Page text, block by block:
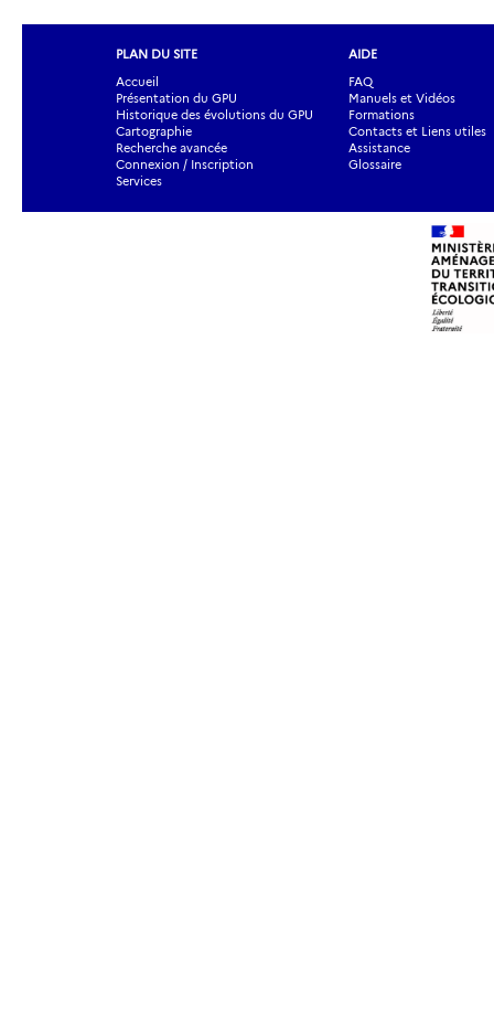
PLAN DU SITE
Accueil
Présentation du GPU
Historique des évolutions du GPU
Cartographie
Recherche avancée
Connexion / Inscription
Services
AIDE
FAQ
Manuels et Vidéos
Formations
Contacts et Liens utiles
Assistance
Glossaire